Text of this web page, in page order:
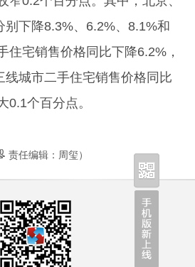
别下降8.3%、6.2%、8.1%和
住宅销售价格同比下降6.2%，
线城市二手住宅销售价格同比
0.1个百分点。
责任编辑：周玺）